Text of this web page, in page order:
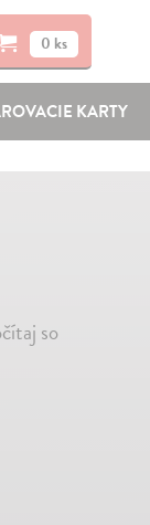
0 ks
KARTY
so